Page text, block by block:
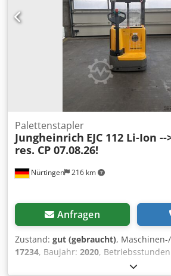
Nürtingen 216 km
Palettenstapler
Jungheinrich EJC 112 Li-Ion --
res. CP 07.08.26!
Anfragen
Zustand: gut (gebraucht),
17234, Baujahr: 2020,
2’500 mm,